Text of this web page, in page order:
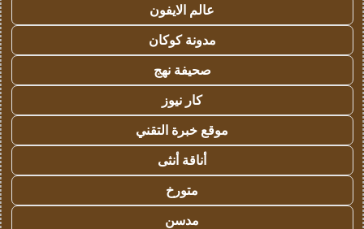
عالم الايفون
مدونة كوكان
صحيفة نهج
كار نيوز
موقع خبرة التقني
أناقة أنثى
متورخ
مدسن